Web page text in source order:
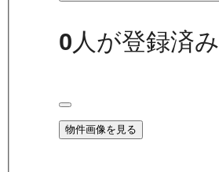
0人が登録済み
物件画像を見る